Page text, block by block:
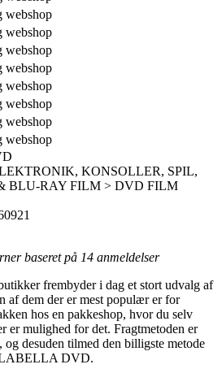
webshop
webshop
webshop
webshop
webshop
webshop
webshop
webshop
KONSOLLER, SPIL,
BLU-RAY FILM > DVD FILM
baseret på 14 anmeldelser
frembyder i dag et stort udvalg af
af dem der er mest populær er for
hos en pakkeshop, hvor du selv
er mulighed for det. Fragtmetoden er
desuden tilmed den billigste metode
DVD.